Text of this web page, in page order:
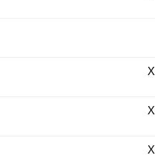
X
X
X